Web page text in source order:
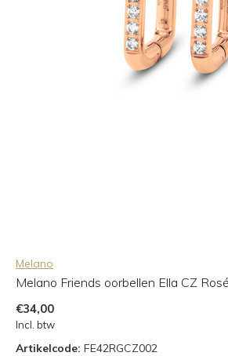
Melano
Melano Friends oorbellen Ella CZ
€34,00
Incl. btw
Artikelcode: FE42RGCZ002